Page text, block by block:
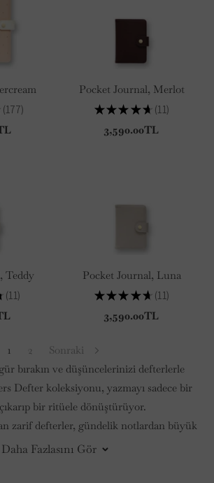
177
177
Pocket Journal, Merlot
★ ★ ★ ★ ★ 11
11
3,590.00TL
Teddy
11
11
Pocket Journal, Luna
★ ★ ★ ★ ★ 11
11
3,590.00TL
1 2
Sonraki
bırakın ve düşüncelerinizi defterlerle
Defter koleksiyonu, yazmayı sadece bir
bir ritüele dönüştürüyor.
zarif defterler, gündelik notlardan büyük
şeyi yazıya dökmeniz için mükemmel bir
Daha Fazlasını Gör